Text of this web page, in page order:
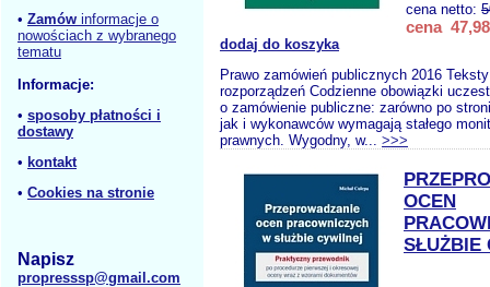
• Zamów informacje o
nowościach z wybranego
tematu
Informacje:
• sposoby płatności i
dostawy
• kontakt
• Cookies na stronie
Napisz
propresssp@gmail.com
cena netto:
cena 47,98
dodaj do koszyka
Prawo zamówień publicznych 2016
rozporządzeń Codzienne obowiązki
o zamówienie publiczne: zarówno po
jak i wykonawców wymagają stałego
prawnych. Wygodny, w... >>>
OCEN
SŁUŻBIE